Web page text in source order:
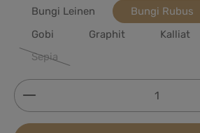
Bungi Leinen
Bungi Rubus
Gobi
Graphit Kalliat
Sepia
(Diese Option ist zurzeit nicht
Produkt Anzahl: Gib den